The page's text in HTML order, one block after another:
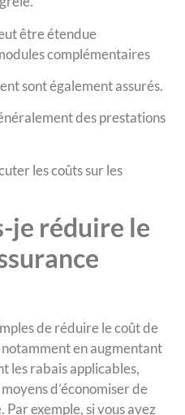
être étendue
complémentaires
sont également assurés.
des prestations
les coûts sur les
je réduire le
de réduire le coût de
en augmentant
les rabais applicables,
d’économiser de
Par exemple, si vous avez